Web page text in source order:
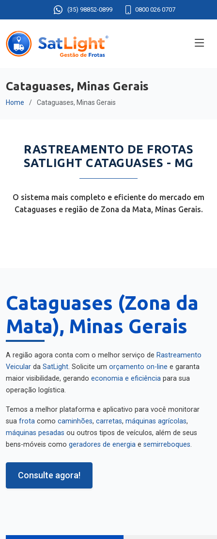
(35) 98852-0899 0800 026 0707
Cataguases, Minas Gerais
Home Cataguases, Minas Gerais
RASTREAMENTO DE FROTAS
SATLIGHT CATAGUASES - MG
O sistema mais completo e eficiente do mercado em
Cataguases e região de Zona da Mata, Minas Gerais.
Cataguases (Zona da
Mata), Minas Gerais
A região agora conta com o melhor serviço de Rastreamento
Veicular da SatLight. Solicite um orçamento on-line e garanta
maior visibilidade, gerando economia e eficiência para sua
operação logística.
Temos a melhor plataforma e aplicativo para você monitorar
sua frota como caminhões, carretas, máquinas agrícolas,
máquinas pesadas ou outros tipos de veículos, além de seus
bens-móveis como geradores de energia e semirreboques.
Consulte agora!